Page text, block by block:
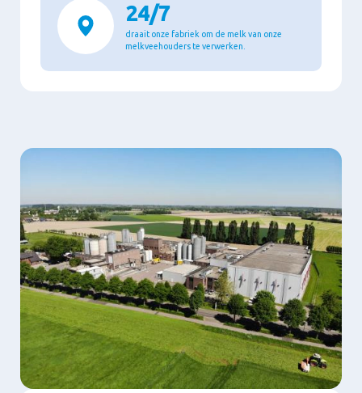
24/7
draait onze fabriek om de melk van onze
melkveehouders te verwerken.